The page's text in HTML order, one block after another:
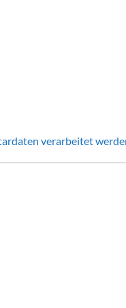
verarbeitet